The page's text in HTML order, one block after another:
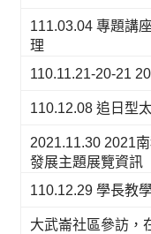
111.03.04 專題講
理
110.11.21-20-21
110.12.08 追日型
2021.11.30 2021
發展主題展覽資訊
110.12.29 學長教
大武崙社區參訪，